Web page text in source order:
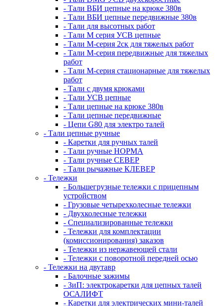
- Тали ВБИ цепные на крюке 380в
- Тали ВБИ цепные передвижные 380в
- Тали для высотных работ
- Тали М серия УСВ цепные
- Тали М-серия 2ск для тяжелых работ
- Тали М-серия передвижные для тяжелых
работ
- Тали М-серия стационарные для тяжелых
работ
- Тали с двумя крюками
- Тали УСВ цепные
- Тали цепные на крюке 380в
- Тали цепные передвижные
- Цепи G80 для электро талей
- Тали цепные ручные
- Каретки для ручных талей
- Тали ручные НОРМА
- Тали ручные СЕВЕР
- Тали рычажные КЛЕВЕР
- Тележки
- Большегрузные тележки с прицепным
устройством
- Грузовые четырехколесные тележки
- Двухколесные тележки
- Специализированные тележки
- Тележки для комплектации
(комиссионирования) заказов
- Тележки из нержавеющей стали
- Тележки с поворотной передней осью
- Тележки на двутавр
- Балочные зажимы
- ЗиП: электрокаретки для цепных талей
ОСАЛИФТ
- Каретки для электрических мини-талей